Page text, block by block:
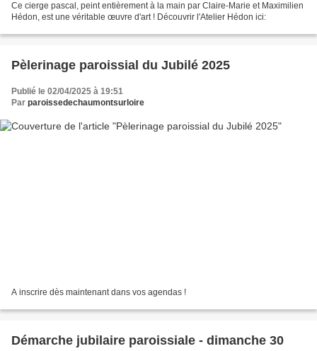
Ce cierge pascal, peint entièrement à la main par Claire-Marie et Maximilien
Hédon, est une véritable œuvre d'art ! Découvrir l'Atelier Hédon ici:
Pèlerinage paroissial du Jubilé 2025
Publié le 02/04/2025 à 19:51
Par paroissedechaumontsurloire
A inscrire dès maintenant dans vos agendas !
Démarche jubilaire paroissiale - dimanche 30